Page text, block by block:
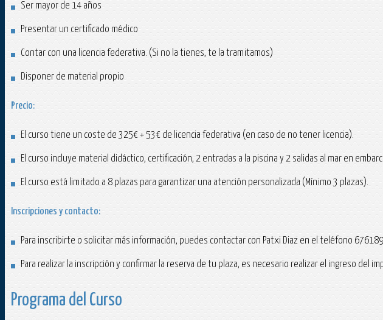
Ser mayor de 14 años
Presentar un certificado médico
Contar con una licencia federativa. (Si no la tienes, te la tramitamos)
Disponer de material propio
Precio:
El curso tiene un coste de 325€ + 53€ de licencia federativa (en caso de no tener licencia).
El curso incluye material didáctico, certificación, 2 entradas a la piscina y 2 salidas al mar en
El curso está limitado a 8 plazas para garantizar una atención personalizada (Mínimo 3 plazas).
Inscripciones y contacto:
Para inscribirte o solicitar más información, puedes contactar con Patxi Diaz en el teléfono
Para realizar la inscripción y confirmar la reserva de tu plaza, es necesario realizar el ingreso del
Programa del Curso